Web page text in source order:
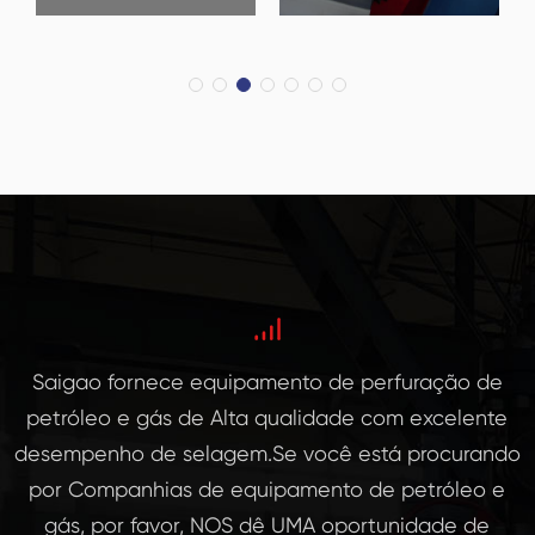
Rod Pump
ser
afundado
EM poços Na
sequência
Bomba
ço fundido
de Alta
qualidade e
OS guias são
Saigao fornece equipamento de perfuração de
petróleo e gás de Alta qualidade com excelente
desempenho de selagem.Se você está procurando
por Companhias de equipamento de petróleo e
gás, por favor, NOS dê UMA oportunidade de